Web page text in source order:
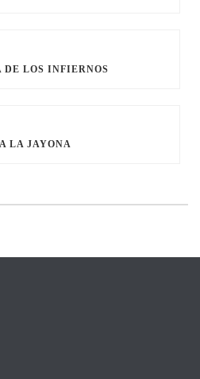
DE LOS INFIERNOS
LA JAYONA